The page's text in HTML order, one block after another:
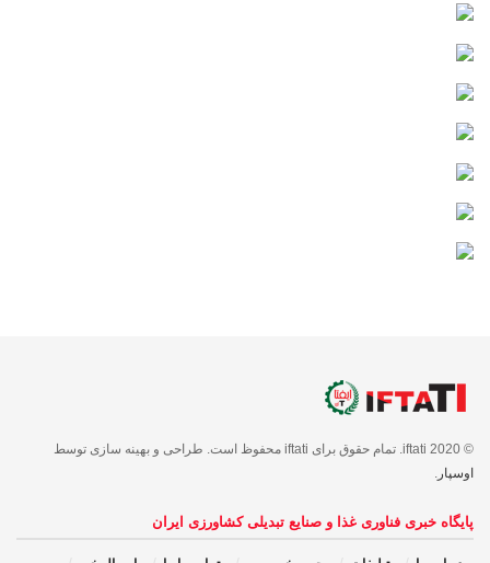
© 2020 iftati. تمام حقوق برای iftati محفوظ است. طراحی و بهینه سازی توسط
اوسپار .
پایگاه خبری فناوری غذا و صنایع تبدیلی کشاورزی ایران